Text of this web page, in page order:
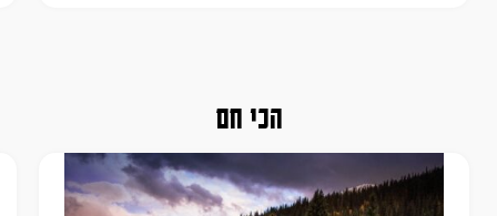
הכי חם